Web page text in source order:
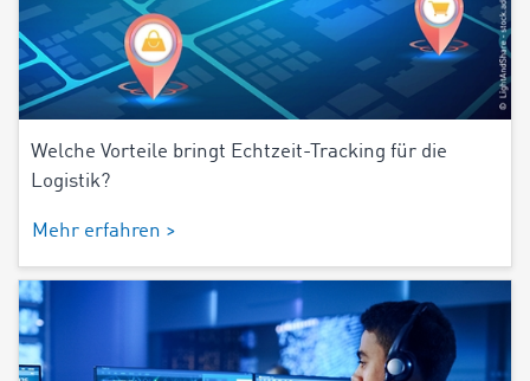
Welche Vorteile bringt Echtzeit-Tracking für die
Logistik?
Mehr erfahren >